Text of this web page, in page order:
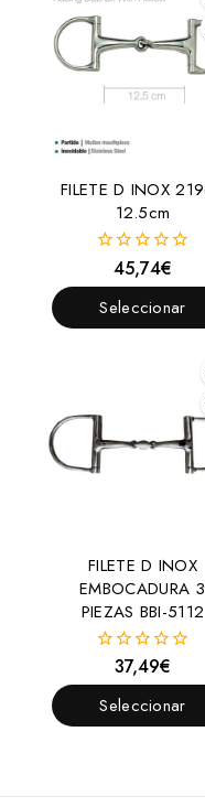
FILETE D INOX
12.5cm
fuera
de
5
45,74€
Seleccionar
FILETE D INOX
EMBOCADURA 3
PIEZAS BBI-5112
fuera
de
37,49€
Seleccionar